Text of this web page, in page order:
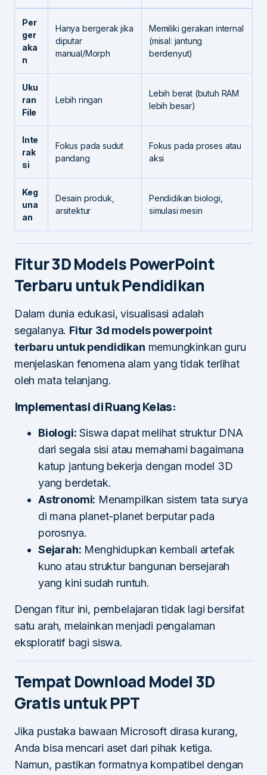
Per
ger
aka
n
Hanya bergerak jika
diputar
manual/Morph
Memiliki gerakan internal
(misal: jantung
berdenyut)
Uku
ran
File
Lebih ringan
Lebih berat (butuh RAM
lebih besar)
Inte
rak
si
Fokus pada sudut
pandang
Fokus pada proses atau
aksi
Keg
una
an
Desain produk,
arsitektur
Pendidikan biologi,
simulasi mesin
Fitur 3D Models PowerPoint
Terbaru untuk Pendidikan
Dalam dunia edukasi, visualisasi adalah
segalanya. Fitur 3d models powerpoint
terbaru untuk pendidikan memungkinkan guru
menjelaskan fenomena alam yang tidak terlihat
oleh mata telanjang.
Implementasi di Ruang Kelas:
Biologi: Siswa dapat melihat struktur DNA
dari segala sisi atau memahami bagaimana
katup jantung bekerja dengan model 3D
yang berdetak.
Astronomi: Menampilkan sistem tata surya
di mana planet-planet berputar pada
porosnya.
Sejarah: Menghidupkan kembali artefak
kuno atau struktur bangunan bersejarah
yang kini sudah runtuh.
Dengan fitur ini, pembelajaran tidak lagi bersifat
satu arah, melainkan menjadi pengalaman
eksploratif bagi siswa.
Tempat Download Model 3D
Gratis untuk PPT
Jika pustaka bawaan Microsoft dirasa kurang,
Anda bisa mencari aset dari pihak ketiga.
Namun, pastikan formatnya kompatibel dengan